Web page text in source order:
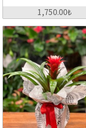
1,750.00₺